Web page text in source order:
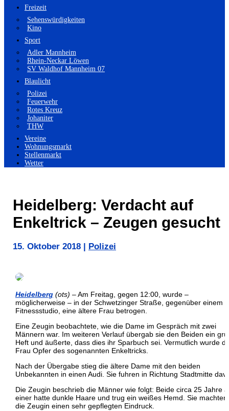
Freizeit
Sehenswürdigkeiten
Kino
Sport
Adler Mannheim
Rhein-Neckar Löwen
SV Waldhof Mannheim 07
Blaulicht
Polizei
Feuerwehr
Rotes Kreuz
Johaniter
THW
Vereine
Wohnungsmarkt
Stellenmarkt
Wetter
Heidelberg: Verdacht auf
Enkeltrick – Zeugen gesucht
15. Oktober 2018 Polizei
Heidelberg (ots) – Am Freitag, gegen 12:00, wurde –
möglicherweise – in der Schwetzinger Straße, gegenüber einem
Fitnessstudio, eine ältere Frau betrogen.
Eine Zeugin beobachtete, wie die Dame im Gespräch mit zwei
Männern war. Im weiteren Verlauf übergab sie den Beiden ein
Heft und äußerte, dass dies ihr Sparbuch sei. Vermutlich wurde
Frau Opfer des sogenannten Enkeltricks.
Nach der Übergabe stieg die ältere Dame mit den beiden
Unbekannten in einen Audi. Sie fuhren in Richtung Stadtmitte
Die Zeugin beschrieb die Männer wie folgt: Beide circa 25 Jahre
einer hatte dunkle Haare und trug ein weißes Hemd. Sie machten
die Zeugin einen sehr gepflegten Eindruck.